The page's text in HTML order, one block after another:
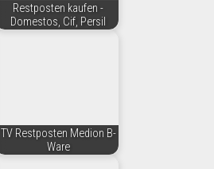
Restposten kaufen -
Domestos, Cif, Persil
TV Restposten Medion B-
Ware